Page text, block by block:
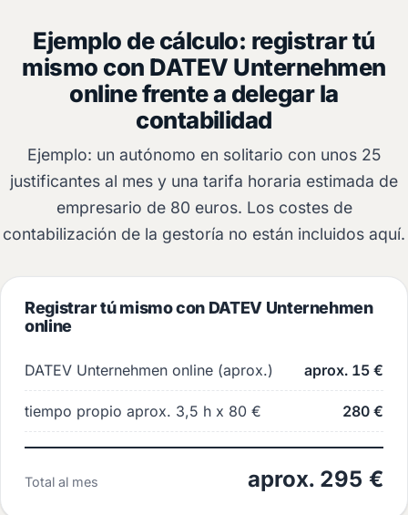
Ejemplo de cálculo: registrar tú
mismo con DATEV Unternehmen
online frente a delegar la
contabilidad
Ejemplo: un autónomo en solitario con unos 25
justificantes al mes y una tarifa horaria estimada de
empresario de 80 euros. Los costes de
contabilización de la gestoría no están incluidos aquí.
Registrar tú mismo con DATEV Unternehmen
online
DATEV Unternehmen online (aprox.) aprox. 15 €
tiempo propio aprox. 3,5 h x 80 € 280 €
Total al mes aprox. 295 €